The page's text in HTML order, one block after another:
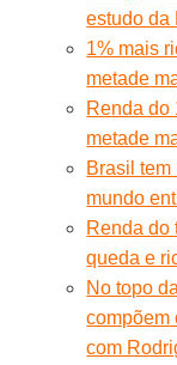
estudo da
1% mais
metade
Renda do
metade
Brasil
mundo
Renda do
queda e
No topo
compõem
com